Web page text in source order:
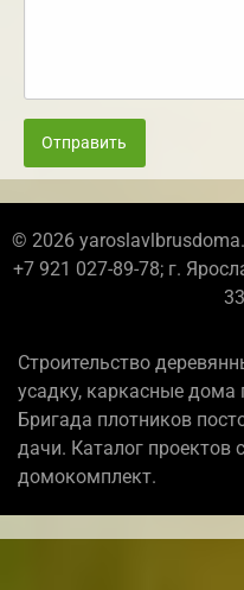
Отправить
© 2026
+7 921 027-89-78; г.
Строительство
усадку, каркасные
Бригада плотников
дачи. Каталог проектов
домокомплект.